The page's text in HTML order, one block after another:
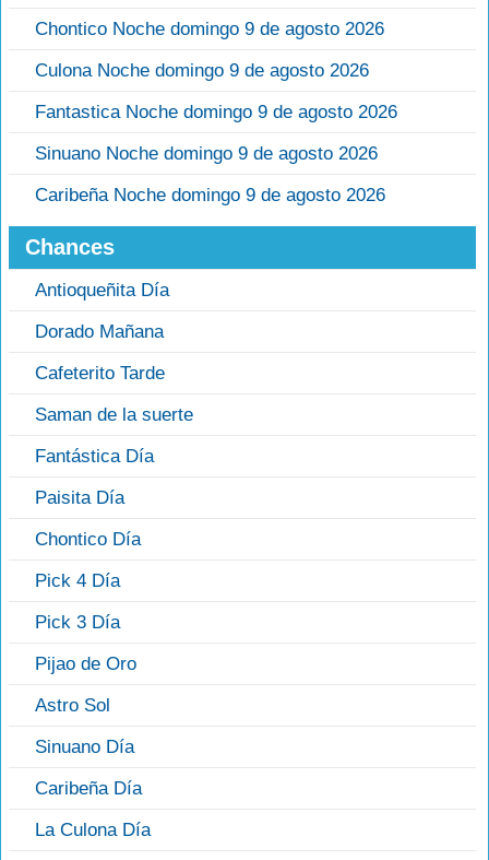
Chontico Noche domingo 9 de agosto 2026
Culona Noche domingo 9 de agosto 2026
Fantastica Noche domingo 9 de agosto 2026
Sinuano Noche domingo 9 de agosto 2026
Caribeña Noche domingo 9 de agosto 2026
Chances
Antioqueñita Día
Dorado Mañana
Cafeterito Tarde
Saman de la suerte
Fantástica Día
Paisita Día
Chontico Día
Pick 4 Día
Pick 3 Día
Pijao de Oro
Astro Sol
Sinuano Día
Caribeña Día
La Culona Día